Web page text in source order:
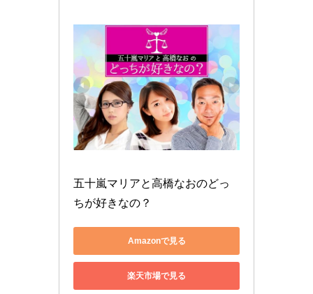
五十嵐マリアと高橋なおのどっ
ちが好きなの？
Amazonで見る
楽天市場で見る